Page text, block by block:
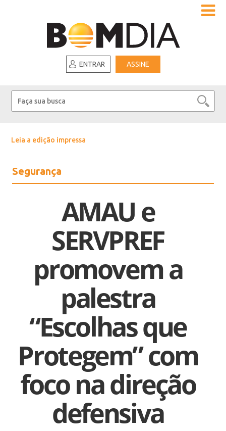
ENTRAR ASSINE
Leia a edição impressa
Segurança
AMAU e
SERVPREF
promovem a
palestra
“Escolhas que
Protegem” com
foco na direção
defensiva